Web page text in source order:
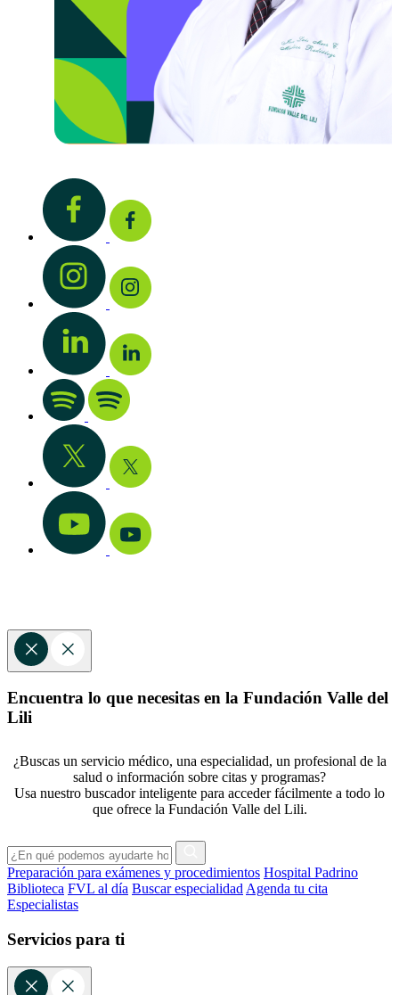
Encuentra lo que necesitas en la Fundación Valle del
Lili
¿Buscas un servicio médico, una especialidad, un profesional de la
salud o información sobre citas y programas?
Usa nuestro buscador inteligente para acceder fácilmente a todo lo
que ofrece la Fundación Valle del Lili.
Preparación para exámenes y procedimientos Hospital Padrino
Biblioteca FVL al día Buscar especialidad Agenda tu cita
Especialistas
Servicios para ti